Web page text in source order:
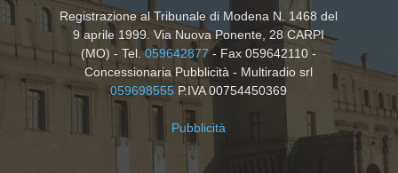
Registrazione al Tribunale di Modena N. 1468 del
9 aprile 1999. Via Nuova Ponente, 28 CARPI
(MO) - Tel.059642877- Fax 059642110 -
Concessionaria Pubblicità - Multiradio srl
059698555 P.IVA 00754450369
Pubblicità